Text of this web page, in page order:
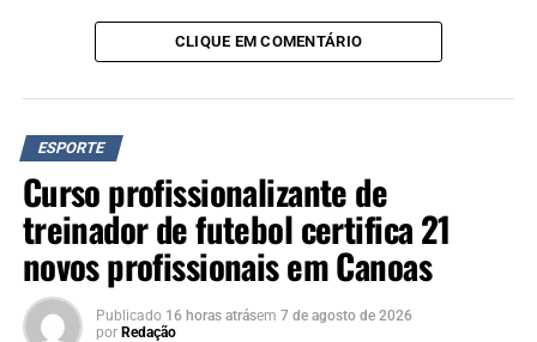
“Temos um grupo no
whatsapp que é muito
ativo, pois as pessoas
realmente formaram um
laço. Há um sentimento de
pertencimento”, ressalta
Vandré.
CLIQUE EM COMENTÁRIO
ESPORTE
Curso profissionalizante de
treinador de futebol certifica 21
novos profissionais em Canoas
Publicado 16 horas atrásem 7 de agosto de 2026
por Redação